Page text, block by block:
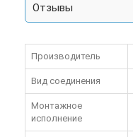
Отзывы
Производитель
Вид соединения
Монтажное
исполнение